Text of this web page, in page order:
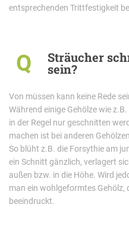
entsprechenden Trittfestigkeit
Q Sträucher
sein?
Von müssen kann keine Rede
Während einige Gehölze wie
in der Regel nur geschnitten
machen ist bei anderen
So blüht z.B. die Forsythie am
ein Schnitt gänzlich, verlagert
außen bzw. in die Höhe. Wird
man ein wohlgeformtes Gehölz,
beeindruckt.